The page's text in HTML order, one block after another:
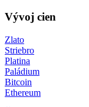
Vývoj cien
Zlato
Striebro
Platina
Paládium
Bitcoin
Ethereum